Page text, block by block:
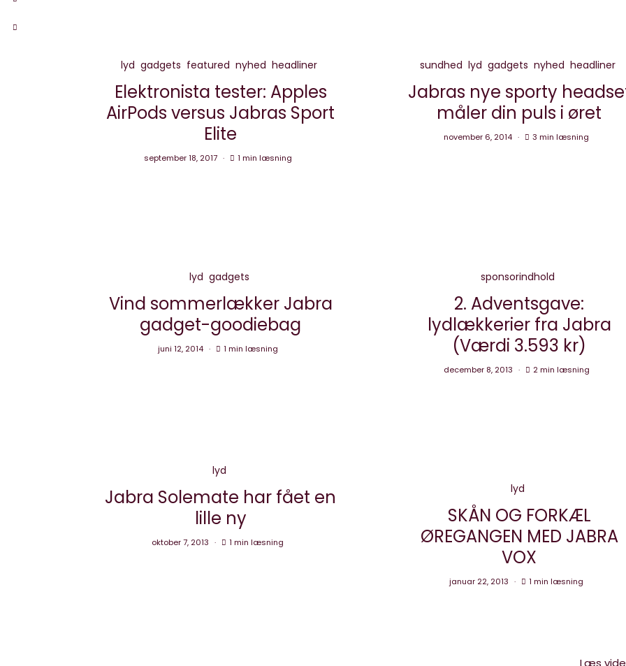
lyd gadgets featured nyhed headliner
Elektronista tester: Apples
AirPods versus Jabras Sport
Elite
september 18, 2017 1 min læsning
sundhed lyd gadgets nyhed headliner
Jabras nye sporty
måler din puls i øret
november 6, 2014 3 min læsning
lyd gadgets
Vind sommerlækker Jabra
gadget-goodiebag
juni 12, 2014 1 min læsning
sponsorindhold
2. Adventsgave:
lydlækkerier fra Jabra
(Værdi 3.593 kr)
december 8, 2013 2 min læsning
lyd
Jabra Solemate har fået en
lille ny
oktober 7, 2013 1 min læsning
lyd
SKÅN OG FORKÆL
ØREGANGEN MED JABRA
VOX
januar 22, 2013 1 min læsning